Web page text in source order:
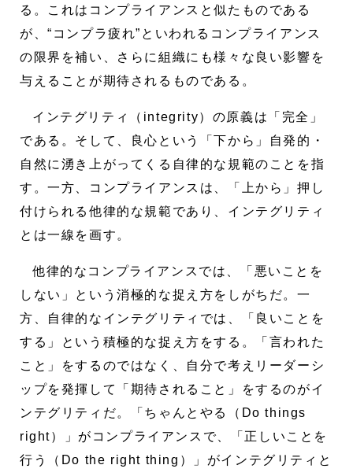
る。これはコンプライアンスと似たものである
が、“コンプラ疲れ”といわれるコンプライアンス
の限界を補い、さらに組織にも様々な良い影響を
与えることが期待されるものである。
インテグリティ（integrity）の原義は「完全」
である。そして、良心という「下から」自発的・
自然に湧き上がってくる自律的な規範のことを指
す。一方、コンプライアンスは、「上から」押し
付けられる他律的な規範であり、インテグリティ
とは一線を画す。
他律的なコンプライアンスでは、「悪いことを
しない」という消極的な捉え方をしがちだ。一
方、自律的なインテグリティでは、「良いことを
する」という積極的な捉え方をする。「言われた
こと」をするのではなく、自分で考えリーダーシ
ップを発揮して「期待されること」をするのがイ
ンテグリティだ。「ちゃんとやる（Do things
right）」がコンプライアンスで、「正しいことを
行う（Do the right thing）」がインテグリティと